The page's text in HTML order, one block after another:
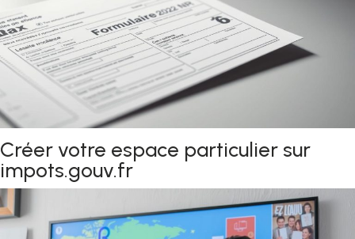
Créer votre espace particulier sur
impots.gouv.fr